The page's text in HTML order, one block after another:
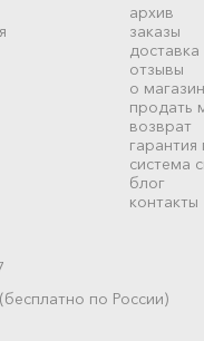
архив
заказы
отзывы
о
продать
возврат
система
блог
контакты
по России)